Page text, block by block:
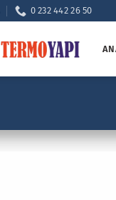
0 232 442 26 50